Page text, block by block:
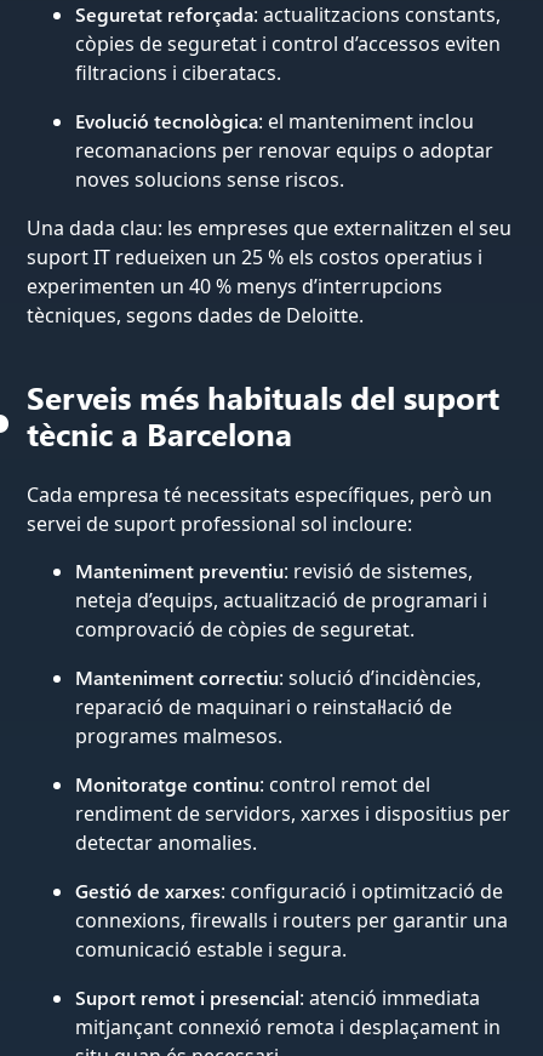
Seguretat reforçada: actualitzacions constants,
còpies de seguretat i control d’accessos eviten
filtracions i ciberatacs.
Evolució tecnològica: el manteniment inclou
recomanacions per renovar equips o adoptar
noves solucions sense riscos.
Una dada clau: les empreses que externalitzen el seu
suport IT redueixen un 25 % els costos operatius i
experimenten un 40 % menys d’interrupcions
tècniques, segons dades de Deloitte.
Serveis més habituals del suport
tècnic a Barcelona
Cada empresa té necessitats específiques, però un
servei de suport professional sol incloure:
Manteniment preventiu: revisió de sistemes,
neteja d’equips, actualització de programari i
comprovació de còpies de seguretat.
Manteniment correctiu: solució d’incidències,
reparació de maquinari o reinstal·lació de
programes malmesos.
Monitoratge continu: control remot del
rendiment de servidors, xarxes i dispositius per
detectar anomalies.
Gestió de xarxes: configuració i optimització de
connexions, firewalls i routers per garantir una
comunicació estable i segura.
Suport remot i presencial: atenció immediata
mitjançant connexió remota i desplaçament in